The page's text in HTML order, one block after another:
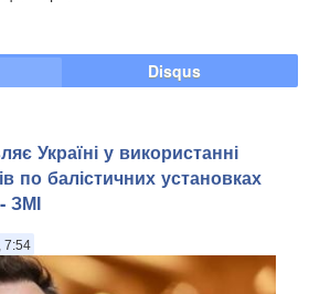
Disqus
Україні у використанні
по балістичних установках
ЗМІ
7:54